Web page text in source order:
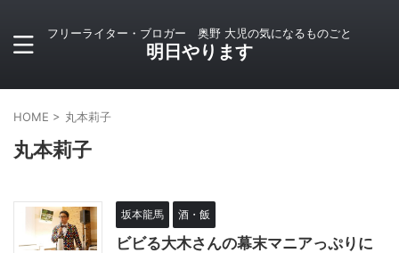
フリーライター・ブロガー 奥野 大児の気になるものごと
明日やります
HOME > 丸本莉子
丸本莉子
坂本龍馬 酒・飯
ビビる大木さんの幕末マニアっぷりに